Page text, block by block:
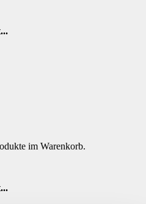
im Warenkorb.